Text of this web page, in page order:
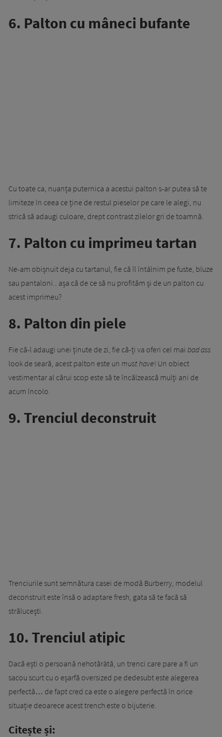
6. Palton cu mâneci bufante
Cu toate ca, nuanța puternica a acestui palton s-ar putea să te
limiteze în ceea ce ține de restul pieselor pe care le alegi, nu
strică să adaugi culoare, drept contrast zilelor gri de toamnă.
7. Palton cu imprimeu tartan
Ne-am obișnuit deja cu tartanul, fie că îl întâlnim pe fuste, bluze
sau pantaloni.. așa că de ce să nu profităm și de un palton cu
acest imprimeu?
8. Palton din piele
Fie că-l adaugi unei ținute de zi, fie că-ți va oferi cel mai bad ass
look de seară, acest palton este un must have! Un obiect
vestimentar al cărui scop este să te încălzească mulți ani de
acum încolo.
9. Trenciul deconstruit
Trenciurile sunt semnătura casei de modă Burberry, modelul
deconstruit este însă o adaptare fresh, gata să te facă să
strălucești.
10. Trenciul atipic
Dacă ești o persoană nehotărâtă, un trenci care pare a fi un
sacou scurt cu o eșarfă oversized pe dedesubt este alegerea
perfectă… de fapt cred ca este o alegere perfectă în orice
situație deoarece acest trench este o bijuterie.
Citește și: